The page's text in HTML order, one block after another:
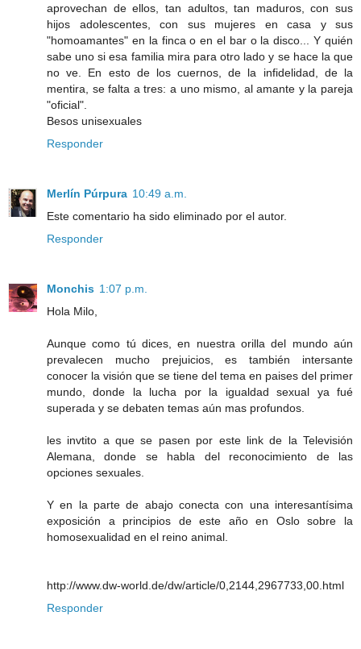
aprovechan de ellos, tan adultos, tan maduros, con sus
hijos adolescentes, con sus mujeres en casa y sus
"homoamantes" en la finca o en el bar o la disco... Y quién
sabe uno si esa familia mira para otro lado y se hace la que
no ve. En esto de los cuernos, de la infidelidad, de la
mentira, se falta a tres: a uno mismo, al amante y la pareja
"oficial".
Besos unisexuales
Responder
Merlín Púrpura 10:49 a.m.
Este comentario ha sido eliminado por el autor.
Responder
Monchis 1:07 p.m.
Hola Milo,
Aunque como tú dices, en nuestra orilla del mundo aún
prevalecen mucho prejuicios, es también intersante
conocer la visión que se tiene del tema en paises del primer
mundo, donde la lucha por la igualdad sexual ya fué
superada y se debaten temas aún mas profundos.
les invtito a que se pasen por este link de la Televisión
Alemana, donde se habla del reconocimiento de las
opciones sexuales.
Y en la parte de abajo conecta con una interesantísima
exposición a principios de este año en Oslo sobre la
homosexualidad en el reino animal.
http://www.dw-world.de/dw/article/0,2144,2967733,00.html
Responder